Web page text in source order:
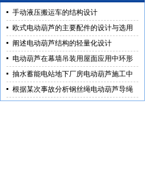
手动液压搬运车的结构设计
欧式电动葫芦的主要配件的设计与选用
阐述电动葫芦结构的轻量化设计
电动葫芦在幕墙吊装用屋面应用中环形
抽水蓄能电站地下厂房电动葫芦施工中
根据某次事故分析钢丝绳电动葫芦导绳